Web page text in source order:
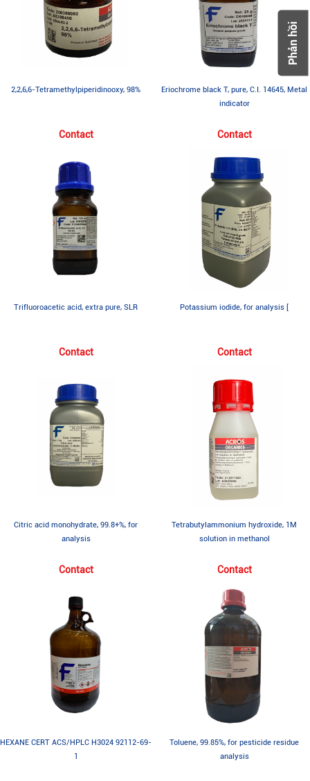
2,2,6,6-Tetramethylpiperidinooxy, 98%
Contact
Eriochrome black T, pure, C.I. 14645, Metal
indicator
Contact
Trifluoroacetic acid, extra pure, SLR
Contact
Potassium iodide, for analysis [
Contact
Citric acid monohydrate, 99.8+%, for
analysis
Contact
Tetrabutylammonium hydroxide, 1M
solution in methanol
Contact
HEXANE CERT ACS/HPLC H3024 92112-69-
1
Toluene, 99.85%, for pesticide residue
analysis
Phản hồi